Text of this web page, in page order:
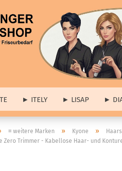
► ITELY ► LISAP ►
► Angebote
≡ weitere Marken » Kyone »
Zero Trimmer - Kabellose Haar- und